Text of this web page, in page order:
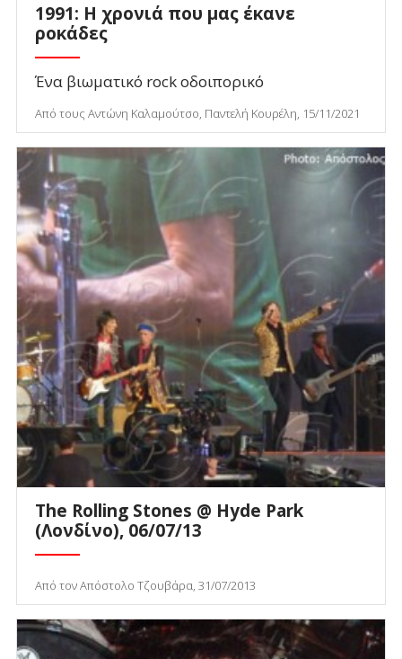
1991: Η χρονιά που μας έκανε
ροκάδες
Ένα βιωματικό rock οδοιπορικό
Από τους Αντώνη Καλαμούτσο, Παντελή Κουρέλη, 15/11/2021
The Rolling Stones @ Hyde Park
(Λονδίνο), 06/07/13
Από τον Απόστολο Τζουβάρα, 31/07/2013